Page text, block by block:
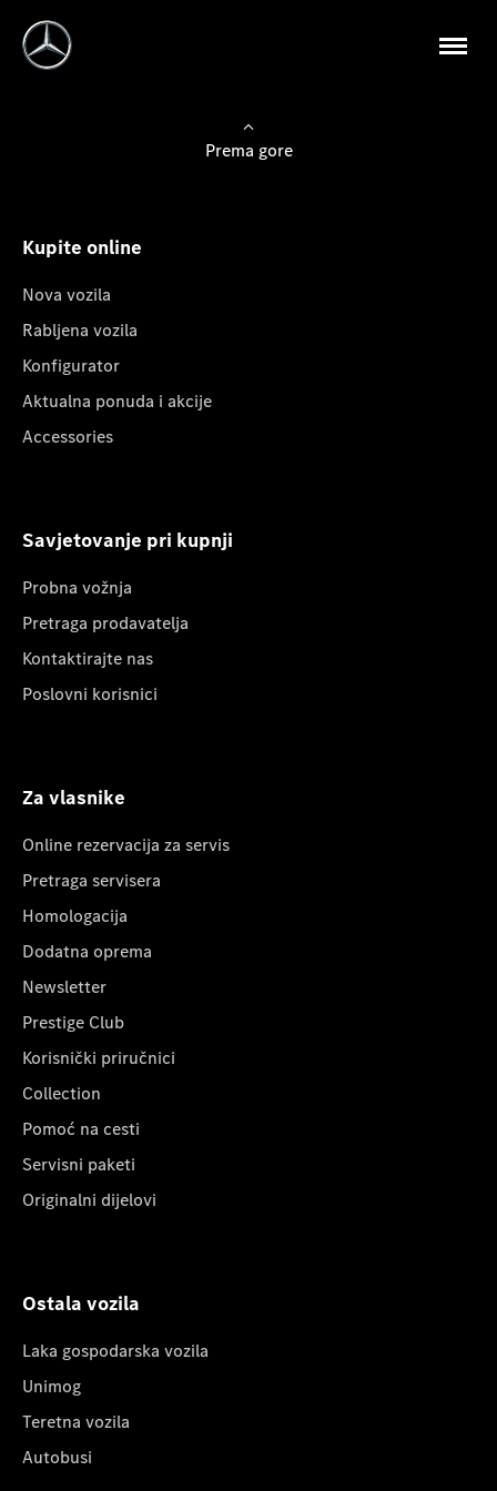
Prema gore
Kupite online
Nova vozila
Rabljena vozila
Konfigurator
Aktualna ponuda i akcije
Accessories
Savjetovanje pri kupnji
Probna vožnja
Pretraga prodavatelja
Kontaktirajte nas
Poslovni korisnici
Za vlasnike
Online rezervacija za servis
Pretraga servisera
Homologacija
Dodatna oprema
Newsletter
Prestige Club
Korisnički priručnici
Collection
Pomoć na cesti
Servisni paketi
Originalni dijelovi
Ostala vozila
Laka gospodarska vozila
Unimog
Teretna vozila
Autobusi